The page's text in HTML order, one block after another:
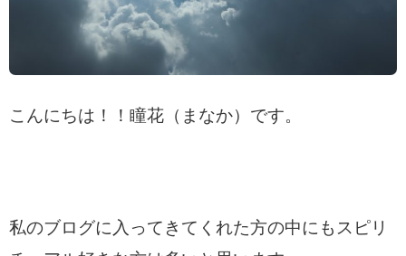
こんにちは！！瞳花（まなか）です。
私のブログに入ってきてくれた方の中にもスピリ